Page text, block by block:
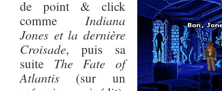
de point & click
comme Indiana
Jones et la dernière
Croisade, puis sa
suite The Fate of
Atlantis (sur un